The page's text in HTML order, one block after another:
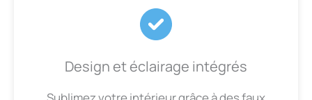
Design et éclairage intégrés